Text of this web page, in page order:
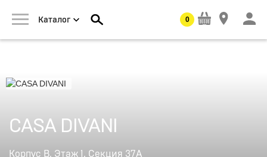
Каталог 0
CASA DIVANI
Корпус В, Этаж 1, Секция 37А